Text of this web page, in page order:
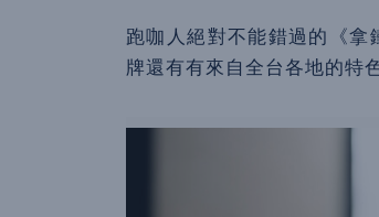
跑咖人絕對不能錯過的《拿
牌還有有來自全台各地的特